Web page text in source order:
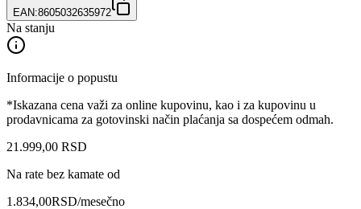
EAN:8605032635972
Na stanju
Informacije o popustu
*Iskazana cena važi za online kupovinu, kao i za kupovinu u
prodavnicama za gotovinski način plaćanja sa dospećem odmah.
21.999,00 RSD
Na rate bez kamate od
1.834,00RSD/mesečno